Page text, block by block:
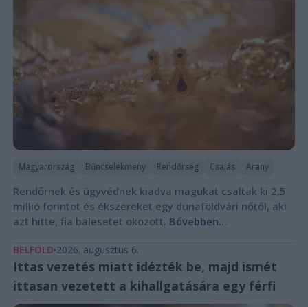
Magyarország Bűncselekmény Rendőrség Csalás Arany
Rendőrnek és ügyvédnek kiadva magukat csaltak ki 2,5
millió forintot és ékszereket egy dunaföldvári nőtől, aki
azt hitte, fia balesetet okozott. Bővebben...
BELFÖLD 2026. augusztus 6.
Ittas vezetés miatt idézték be, majd ismét
ittasan vezetett a kihallgatására egy férfi